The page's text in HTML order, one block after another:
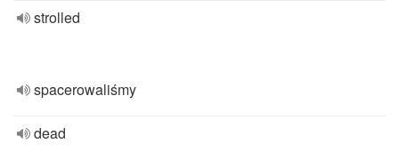
strolled
spacerowaliśmy
dead